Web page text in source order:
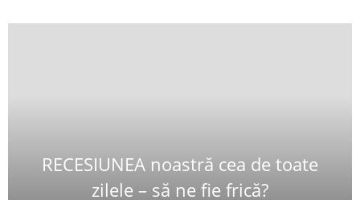
RECESIUNEA noastră cea de toate
zilele – să ne fie frică?